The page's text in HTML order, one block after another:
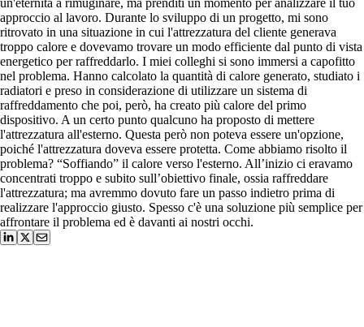
un'eternità a rimuginare, ma prenditi un momento per analizzare il tuo
approccio al lavoro. Durante lo sviluppo di un progetto, mi sono
ritrovato in una situazione in cui l'attrezzatura del cliente generava
troppo calore e dovevamo trovare un modo efficiente dal punto di vista
energetico per raffreddarlo. I miei colleghi si sono immersi a capofitto
nel problema. Hanno calcolato la quantità di calore generato, studiato i
radiatori e preso in considerazione di utilizzare un sistema di
raffreddamento che poi, però, ha creato più calore del primo
dispositivo. A un certo punto qualcuno ha proposto di mettere
l'attrezzatura all'esterno. Questa però non poteva essere un'opzione,
poiché l'attrezzatura doveva essere protetta. Come abbiamo risolto il
problema? “Soffiando” il calore verso l'esterno. All’inizio ci eravamo
concentrati troppo e subito sull’obiettivo finale, ossia raffreddare
l'attrezzatura; ma avremmo dovuto fare un passo indietro prima di
realizzare l'approccio giusto. Spesso c'è una soluzione più semplice per
affrontare il problema ed è davanti ai nostri occhi.